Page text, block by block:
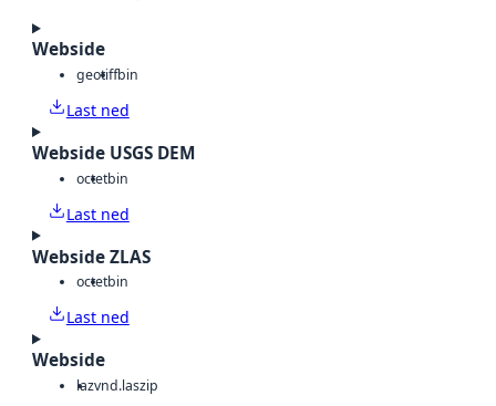
Webside
geotiffbin
Last ned
Webside USGS DEM
octetbin
Last ned
Webside ZLAS
octetbin
Last ned
Webside
lazvnd.laszip